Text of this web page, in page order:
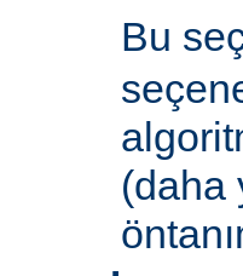
Bu
(daha